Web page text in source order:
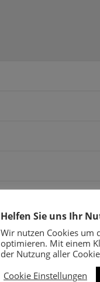
Helfen Sie uns Ihr
Wir nutzen Cookies um
optimieren. Mit einem
der Nutzung aller
Cookie Einstellungen